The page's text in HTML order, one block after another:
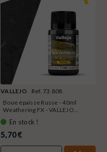
VALLEJO
Ref. 73.808
Boue épaisse Russe - 40ml
Weathering FX - VALLEJO...
En stock !
5,70 €